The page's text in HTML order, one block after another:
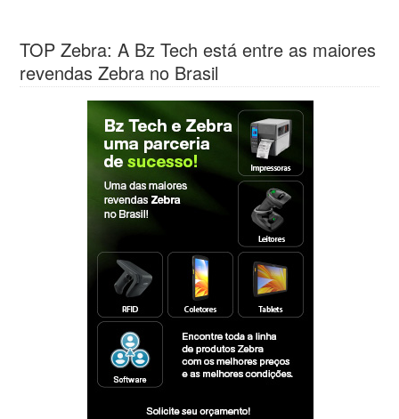
TOP Zebra: A Bz Tech está entre as maiores
revendas Zebra no Brasil